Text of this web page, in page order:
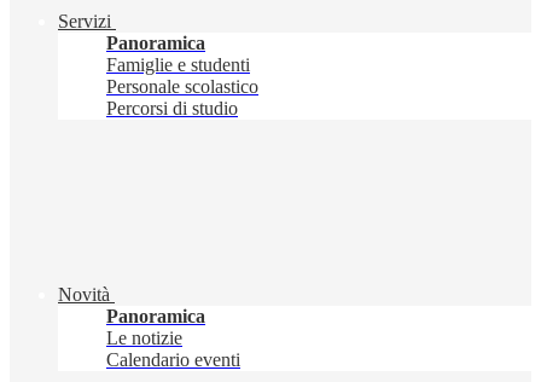
Servizi
Panoramica
Famiglie e studenti
Personale scolastico
Percorsi di studio
Novità
Panoramica
Le notizie
Calendario eventi